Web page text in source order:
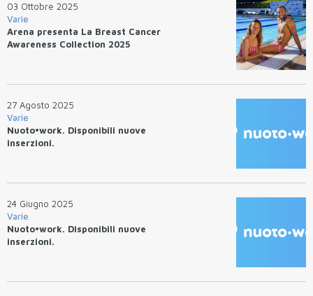
03 Ottobre 2025
Varie
Arena presenta La Breast Cancer
Awareness Collection 2025
27 Agosto 2025
Varie
Nuoto•work. Disponibili nuove
inserzioni.
24 Giugno 2025
Varie
Nuoto•work. Disponibili nuove
inserzioni.